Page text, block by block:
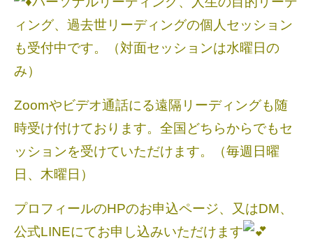
ィング、過去世リーディングの個人セッション
も受付中です。（対面セッションは水曜日の
み）
Zoomやビデオ通話にる遠隔リーディングも随
時受け付けております。全国どちらからでもセ
ッションを受けていただけます。（毎週日曜
日、木曜日）
プロフィールのHPのお申込ページ、又はDM、
公式LINEにてお申し込みいただけます